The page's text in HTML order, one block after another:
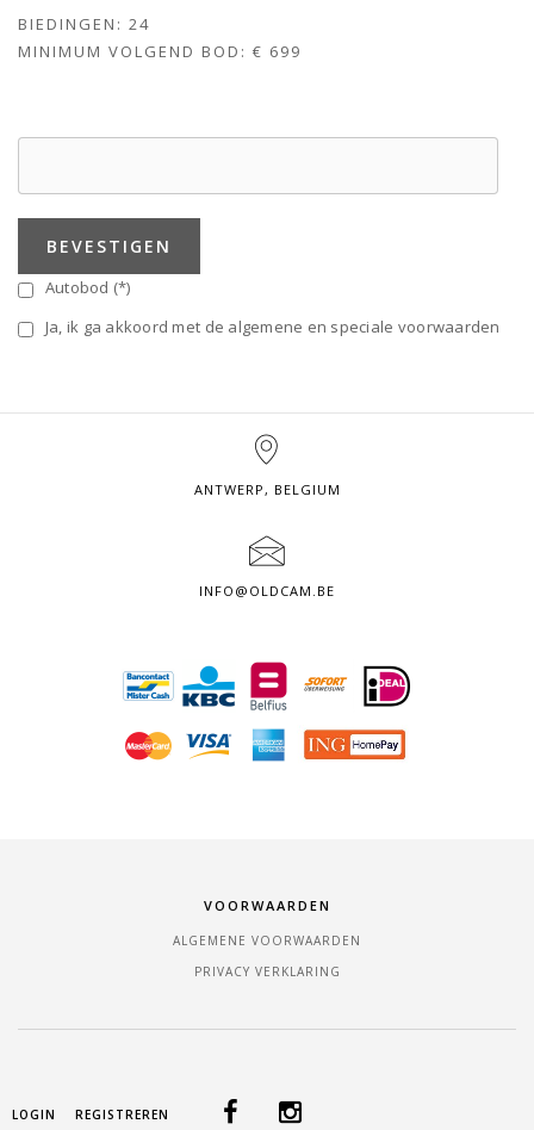
BIEDINGEN: 24
MINIMUM VOLGEND BOD: € 699
BEVESTIGEN
Autobod (*)
Ja, ik ga akkoord met de algemene en speciale voorwaarden
ANTWERP, BELGIUM
INFO@OLDCAM.BE
VOORWAARDEN
ALGEMENE VOORWAARDEN
PRIVACY VERKLARING
LOGIN REGISTREREN